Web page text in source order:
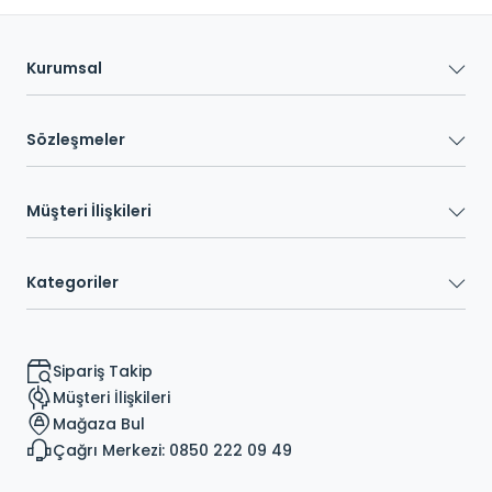
Kurumsal
Sözleşmeler
Müşteri İlişkileri
Kategoriler
Sipariş Takip
Müşteri İlişkileri
Mağaza Bul
Çağrı Merkezi: 0850 222 09 49